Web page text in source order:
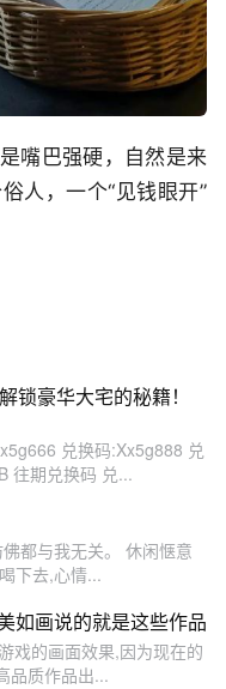
嘴巴强硬，自然是来
人，一个“见钱眼开”
锁豪华大宅的秘籍！
兑换码:Xx5g888 兑
往期兑换码 兑...
都与我无关。 休闲惬意
下去,心情...
如画说的就是这些作品
戏的画面效果,因为现在的
品质作品出...